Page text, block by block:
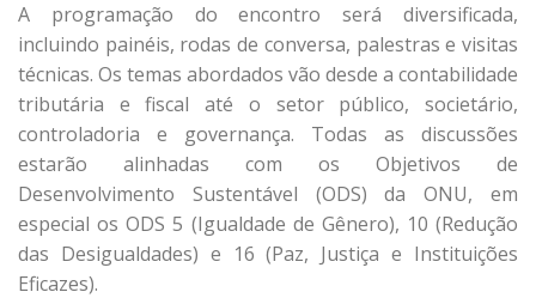
A programação do encontro será diversificada,
incluindo painéis, rodas de conversa, palestras e visitas
técnicas. Os temas abordados vão desde a contabilidade
tributária e fiscal até o setor público, societário,
controladoria e governança. Todas as discussões
estarão alinhadas com os Objetivos de
Desenvolvimento Sustentável (ODS) da ONU, em
especial os ODS 5 (Igualdade de Gênero), 10 (Redução
das Desigualdades) e 16 (Paz, Justiça e Instituições
Eficazes).